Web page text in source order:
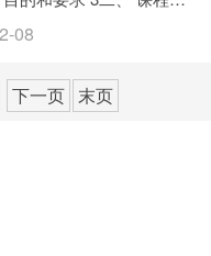
继电保护设计 4四、 原
6一、 ｄ５点短路电
08
下一页 末页